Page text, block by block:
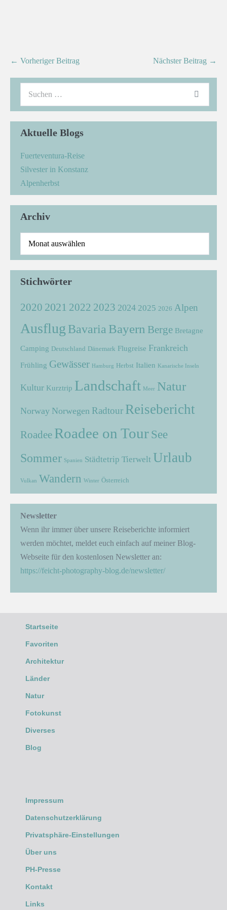
← Vorheriger Beitrag Nächster Beitrag →
Aktuelle Blogs
Fuerteventura-Reise
Silvester in Konstanz
Alpenherbst
Archiv
Stichwörter
2020 2021 2022 2023 2024 2025 2026 Alpen
Ausflug Bavaria Bayern Berge Bretagne
Camping Deutschland Dänemark Flugreise Frankreich
Frühling Gewässer Hamburg Herbst Italien Kanarische Inseln
Kultur Kurztrip Landschaft Meer Natur
Norway Norwegen Radtour Reisebericht
Roadee Roadee on Tour See
Sommer Spanien Städtetrip Tierwelt Urlaub
Vulkan Wandern Winter Österreich
Newsletter
Wenn ihr immer über unsere Reiseberichte informiert
werden möchtet, meldet euch einfach auf meiner Blog-
Webseite für den kostenlosen Newsletter an:
https://feicht-photography-blog.de/newsletter/
Startseite
Favoriten
Architektur
Länder
Natur
Fotokunst
Diverses
Blog
Impressum
Datenschutzerklärung
Privatsphäre-Einstellungen
Über uns
PH-Presse
Kontakt
Links